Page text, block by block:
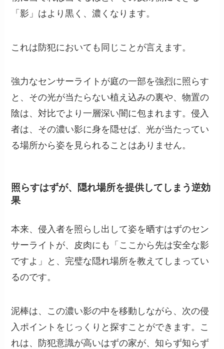
「影」はより黒く、濃くなります。
これは防犯においても同じことが言えます。
強力なセンサーライトが庭の一部を強烈に照らす
と、その光が当たらない植え込みの裏や、物置の
陰は、対比でより一層深い闇に包まれます。侵入
者は、その濃い影に身を隠せば、光が当たってい
る場所から姿を見られることはありません。
照らすはずが、隠れ場所を提供してしまう逆効
果
本来、侵入者を照らし出して姿を晒すはずのセン
サーライトが、皮肉にも「ここから先は安全な影
ですよ」と、完璧な隠れ場所を教えてしまってい
るのです。
泥棒は、この濃い影の中を移動しながら、次の侵
入ポイントをじっくりと探すことができます。こ
れは、防犯意識が高いはずの家が、知らず知らず